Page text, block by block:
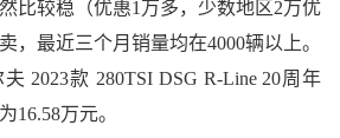
比较稳（优惠1万多，少数地区2万优
，最近三个月销量均在4000辆以上。
2023款 280TSI DSG R-Line 20周年
16.58万元。